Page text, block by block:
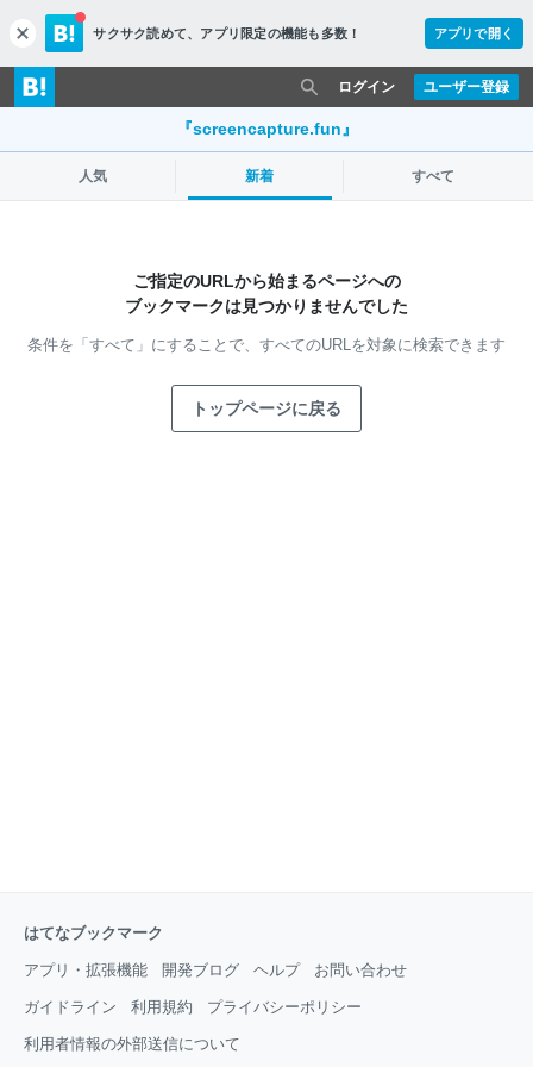
c
l
o
s
サクサク読めて、 アプリ限定の機能も多数！ アプリで開く
ユーザー登録
ログイン
『screencapture.fun』
人気 新着 すべて
ご指定のURLから始まるページへの
ブックマークは見つかりませんでした
条件を「すべて」にすることで、 すべてのURLを対象に検索できます
トップページに戻る
はてなブックマーク
アプリ・拡張機能 開発ブログ ヘルプ お問い合わせ
ガイドライン 利用規約 プライバシーポリシー
利用者情報の外部送信について